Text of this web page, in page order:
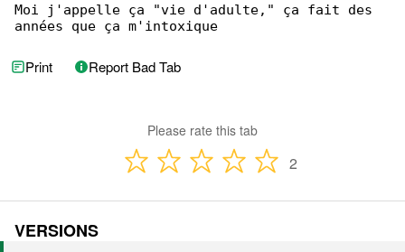
Moi j'appelle ça "vie d'adulte," ça fait des
années que ça m'intoxique
Print Report Bad Tab
Please rate this tab
2
VERSIONS